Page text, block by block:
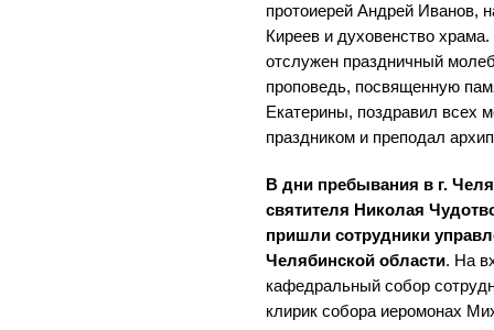
протоиерей Андрей Иванов,
Киреев и духовенство
отслужен праздничный
проповедь, посвященную
Екатерины, поздравил всех
праздником и преподал
В дни пребывания в г.
святителя Николая
пришли сотрудники
Челябинской области. На
кафедральный собор
клирик собора иеромонах